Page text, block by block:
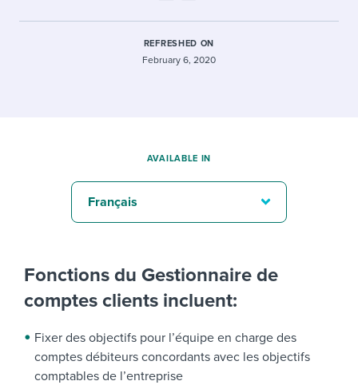
REFRESHED ON
February 6, 2020
Fonctions du Gestionnaire de
comptes clients incluent:
Fixer des objectifs pour l’équipe en charge des
comptes débiteurs concordants avec les objectifs
comptables de l’entreprise
AVAILABLE IN
Français